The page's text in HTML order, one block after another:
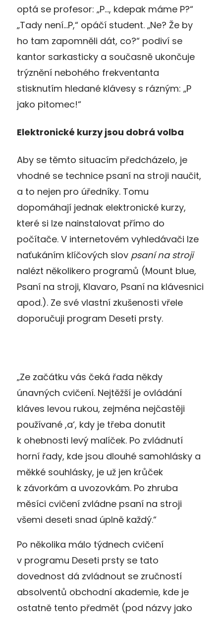
optá se profesor: „P…, kdepak máme P?“
„Tady není…P,“ opáčí student. „Ne? Že by
ho tam zapomněli dát, co?“ podiví se
kantor sarkasticky a současně ukončuje
trýznění nebohého frekventanta
stisknutím hledané klávesy s rázným: „P
jako pitomec!“
Elektronické kurzy jsou dobrá volba
Aby se těmto situacím předcházelo, je
vhodné se technice psaní na stroji naučit,
a to nejen pro úředníky. Tomu
dopomáhají jednak elektronické kurzy,
které si lze nainstalovat přímo do
počítače. V internetovém vyhledávači lze
naťukáním klíčových slov psaní na stroji
nalézt několikero programů (Mount blue,
Psaní na stroji, Klavaro, Psaní na klávesnici
apod.). Ze své vlastní zkušenosti vřele
doporučuji program Deseti prsty.
„Ze začátku vás čeká řada někdy
únavných cvičení. Nejtěžší je ovládání
kláves levou rukou, zejména nejčastěji
používané ,a‘, kdy je třeba donutit
k ohebnosti levý malíček. Po zvládnutí
horní řady, kde jsou dlouhé samohlásky a
měkké souhlásky, je už jen krůček
k závorkám a uvozovkám. Po zhruba
měsíci cvičení zvládne psaní na stroji
všemi deseti snad úplně každý.“
Po několika málo týdnech cvičení
v programu Deseti prsty se tato
dovednost dá zvládnout se zručností
absolventů obchodní akademie, kde je
ostatně tento předmět (pod názvy jako